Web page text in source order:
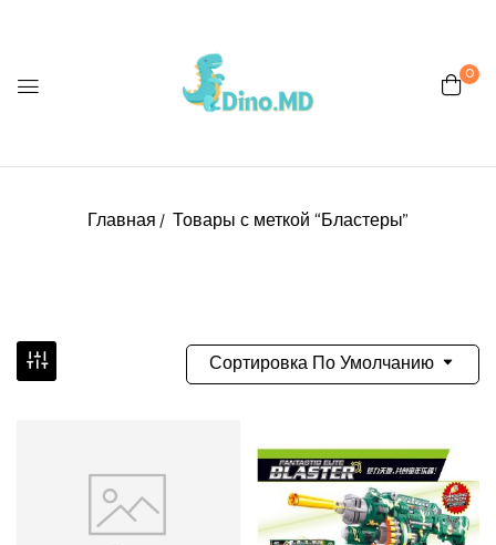
0
Главная Товары с меткой “Бластеры”
Сортировка По Умолчанию